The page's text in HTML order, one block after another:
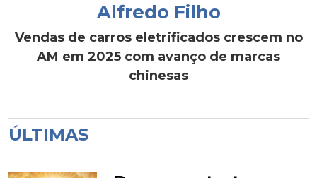
Alfredo Filho
Vendas de carros eletrificados crescem no
AM em 2025 com avanço de marcas
chinesas
ÚLTIMAS